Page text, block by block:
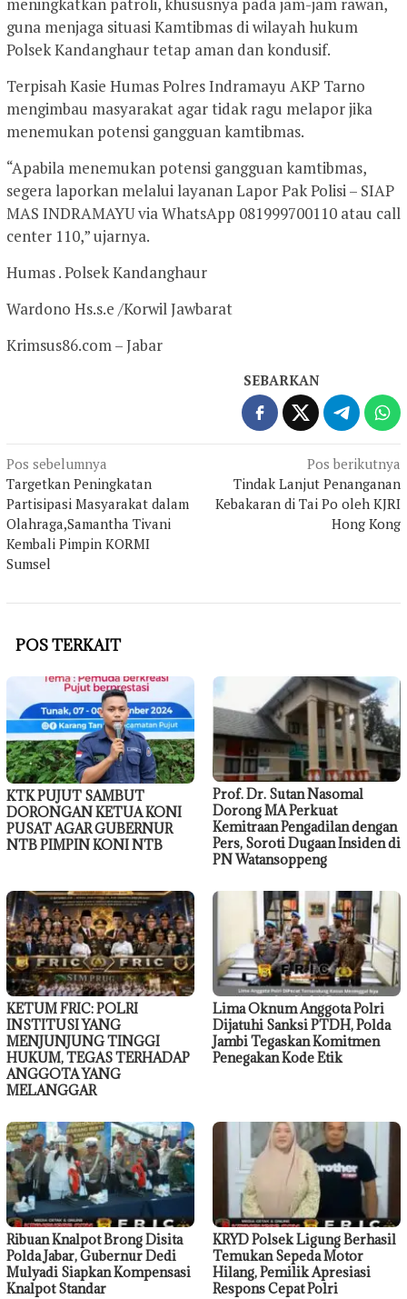
meningkatkan patroli, khususnya pada jam-jam rawan,
guna menjaga situasi Kamtibmas di wilayah hukum
Polsek Kandanghaur tetap aman dan kondusif.
Terpisah Kasie Humas Polres Indramayu AKP Tarno
mengimbau masyarakat agar tidak ragu melapor jika
menemukan potensi gangguan kamtibmas.
“Apabila menemukan potensi gangguan kamtibmas,
segera laporkan melalui layanan Lapor Pak Polisi – SIAP
MAS INDRAMAYU via WhatsApp 081999700110 atau call
center 110,” ujarnya.
Humas . Polsek Kandanghaur
Wardono Hs.s.e /Korwil Jawbarat
Krimsus86.com – Jabar
SEBARKAN
Navigasi
pos
Pos sebelumnya
Targetkan Peningkatan
Partisipasi Masyarakat dalam
Olahraga,Samantha Tivani
Kembali Pimpin KORMI
Sumsel
Pos berikutnya
Tindak Lanjut Penanganan
Kebakaran di Tai Po oleh KJRI
Hong Kong
POS TERKAIT
KTK PUJUT SAMBUT
DORONGAN KETUA KONI
PUSAT AGAR GUBERNUR
NTB PIMPIN KONI NTB
Prof. Dr. Sutan Nasomal
Dorong MA Perkuat
Kemitraan Pengadilan dengan
Pers, Soroti Dugaan Insiden di
PN Watansoppeng
KETUM FRIC: POLRI
INSTITUSI YANG
MENJUNJUNG TINGGI
HUKUM, TEGAS TERHADAP
ANGGOTA YANG
MELANGGAR
Lima Oknum Anggota Polri
Dijatuhi Sanksi PTDH, Polda
Jambi Tegaskan Komitmen
Penegakan Kode Etik
Ribuan Knalpot Brong Disita
Polda Jabar, Gubernur Dedi
Mulyadi Siapkan Kompensasi
Knalpot Standar
KRYD Polsek Ligung Berhasil
Temukan Sepeda Motor
Hilang, Pemilik Apresiasi
Respons Cepat Polri